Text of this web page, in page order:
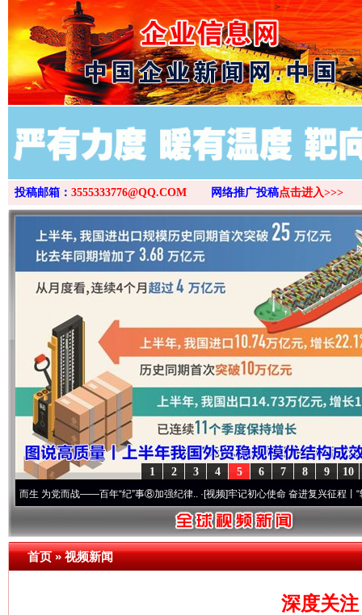
>
投稿邮箱： 3555333776@QQ.COM 网络推广投稿点击进入>>>
10
9
8
7
6
5
4
3
2
1
而战——百年“纪”事⑧加强纪律..·[视频]牢记初心使命 奋进复兴征程丨“转折之城”激
首页»视频新闻
深度关